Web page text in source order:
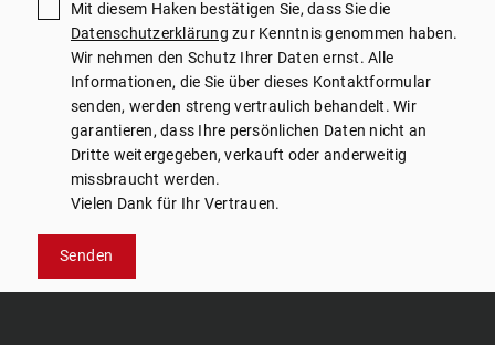
Mit diesem Haken bestätigen Sie, dass Sie die
Datenschutzerklärung zur Kenntnis genommen haben.
Wir nehmen den Schutz Ihrer Daten ernst. Alle
Informationen, die Sie über dieses Kontaktformular
senden, werden streng vertraulich behandelt. Wir
garantieren, dass Ihre persönlichen Daten nicht an
Dritte weitergegeben, verkauft oder anderweitig
missbraucht werden.
Vielen Dank für Ihr Vertrauen.
Senden